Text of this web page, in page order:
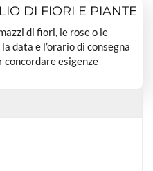
DI FIORI E PIANTE
di fiori, le rose o le
data e l’orario di consegna
concordare esigenze